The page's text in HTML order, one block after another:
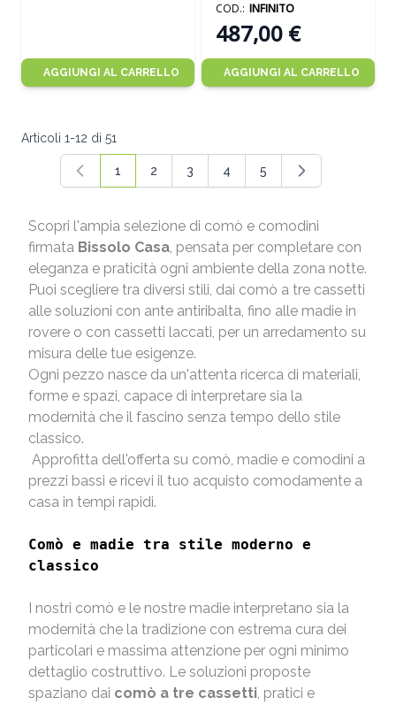
AGGIUNGI AL CARRELLO
TITANIO LUCIDO
487,00 €
COD.: INFINITO
AGGIUNGI AL CARRELLO
Articoli 1-12 di 51
Attualmente stai leggendo la pagina
1
Pagina
2
Pagina
3
Pagina
4
Pagina
5
Scopri l'ampia selezione di comò e comodini
firmata Bissolo Casa, pensata per completare con
eleganza e praticità ogni ambiente della zona notte.
Puoi scegliere tra diversi stili, dai comò a tre cassetti
alle soluzioni con ante antiribalta, fino alle madie in
rovere o con cassetti laccati, per un arredamento su
misura delle tue esigenze.
Ogni pezzo nasce da un'attenta ricerca di materiali,
forme e spazi, capace di interpretare sia la
modernità che il fascino senza tempo dello stile
classico.
Approfitta dell'offerta su comò, madie e comodini a
prezzi bassi e ricevi il tuo acquisto comodamente a
casa in tempi rapidi.
Comò e madie tra stile moderno e
classico
I nostri comò e le nostre madie interpretano sia la
modernità che la tradizione con estrema cura dei
particolari e massima attenzione per ogni minimo
dettaglio costruttivo. Le soluzioni proposte
spaziano dai comò a tre cassetti, pratici e